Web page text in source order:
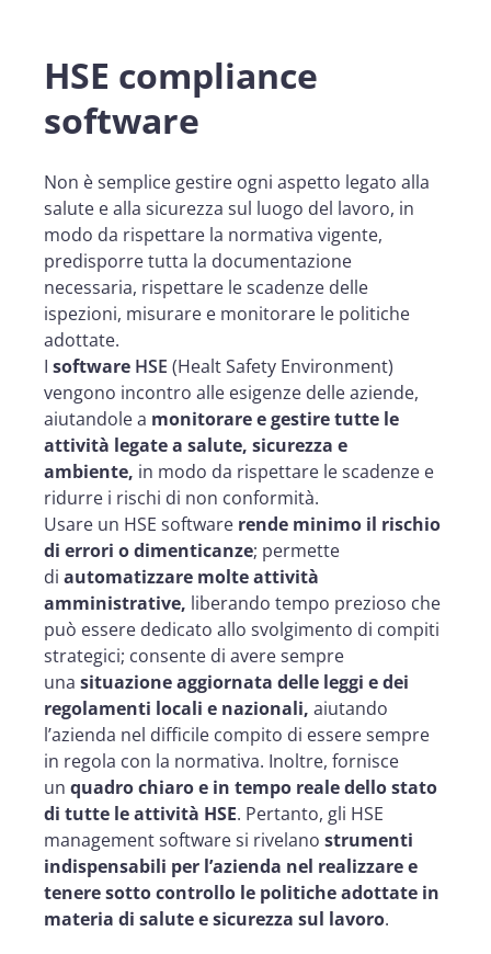
HSE compliance
software
Non è semplice gestire ogni aspetto legato alla
salute e alla sicurezza sul luogo del lavoro, in
modo da rispettare la normativa vigente,
predisporre tutta la documentazione
necessaria, rispettare le scadenze delle
ispezioni, misurare e monitorare le politiche
adottate.
I software HSE (Healt Safety Environment)
vengono incontro alle esigenze delle aziende,
aiutandole a monitorare e gestire tutte le
attività legate a salute, sicurezza e
ambiente, in modo da rispettare le scadenze e
ridurre i rischi di non conformità.
Usare un HSE software rende minimo il rischio
di errori o dimenticanze; permette
di automatizzare molte attività
amministrative, liberando tempo prezioso che
può essere dedicato allo svolgimento di compiti
strategici; consente di avere sempre
una situazione aggiornata delle leggi e dei
regolamenti locali e nazionali, aiutando
l’azienda nel difficile compito di essere sempre
in regola con la normativa. Inoltre, fornisce
un quadro chiaro e in tempo reale dello stato
di tutte le attività HSE. Pertanto, gli HSE
management software si rivelano strumenti
indispensabili per l’azienda nel realizzare e
tenere sotto controllo le politiche adottate in
materia di salute e sicurezza sul lavoro.